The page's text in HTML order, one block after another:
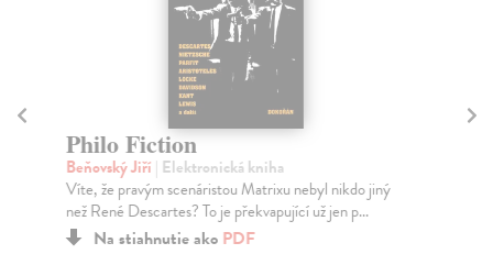
Philo Fiction
Beňovský Jiří | Elektronická kniha
Víte, že pravým scenáristou Matrixu nebyl nikdo jiný
než René Descartes? To je překvapující už jen p...
Na stiahnutie ako PDF